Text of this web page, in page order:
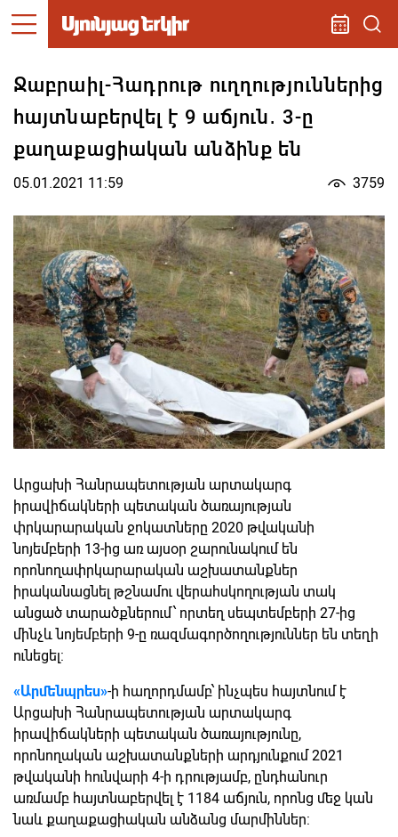
Ջաբրաիլ-Հադրութ ուղղություններից
հայտնաբերվել է 9 աճյուն․ 3-ը
քաղաքացիական անձինք են
05.01.2021 11:59 3759
Արցախի Հանրապետության արտակարգ
իրավիճակների պետական ծառայության
փրկարարական ջոկատները 2020 թվականի
նոյեմբերի 13-ից առ այսօր շարունակում են
որոնողափրկարարական աշխատանքներ
իրականացնել թշնամու վերահսկողության տակ
անցած տարածքներում՝ որտեղ սեպտեմբերի 27-ից
մինչև նոյեմբերի 9-ը ռազմագործողություններ են տեղի
ունեցել:
«Արմենպրես»-ի հաղորդմամբ՝ ինչպես հայտնում է
Արցախի Հանրապետության արտակարգ
իրավիճակների պետական ծառայությունը,
որոնողական աշխատանքների արդյունքում 2021
թվականի հունվարի 4-ի դրությամբ, ընդհանուր
առմամբ հայտնաբերվել է 1184 աճյուն, որոնց մեջ կան
նաև քաղաքացիական անձանց մարմիններ: